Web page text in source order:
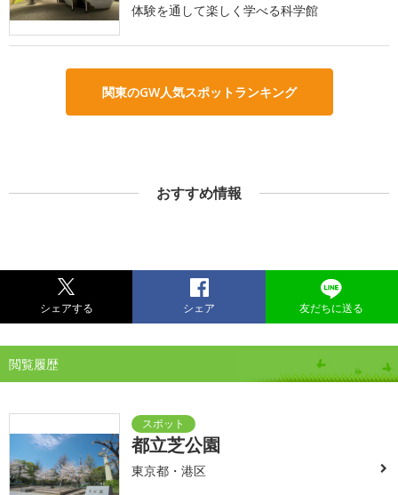
体験を通して楽しく学べる科学館
関東のGW人気スポットランキング
おすすめ情報
シェアする シェア 友だちに送る
閲覧履歴
都立芝公園
東京都・港区